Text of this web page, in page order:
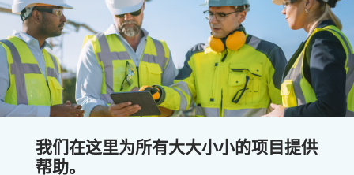
我们在这里为所有大大小小的项目提供
帮助。